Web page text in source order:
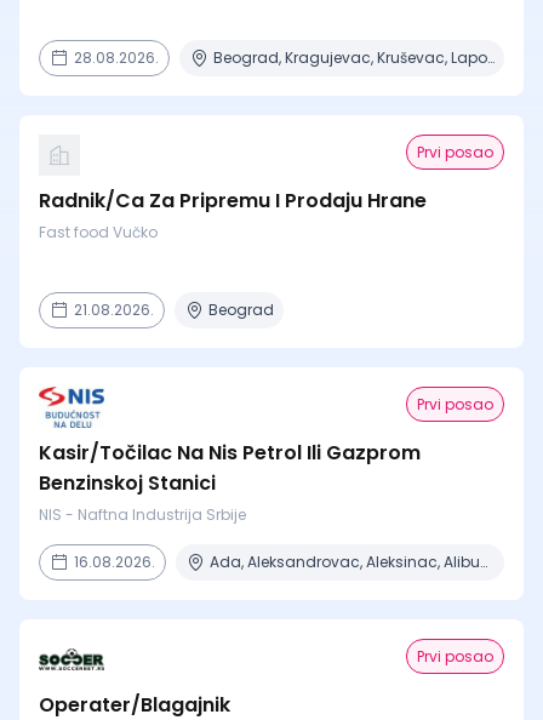
28.08.2026. Beograd, Kragujevac, Kruševac, Lapovo, Niš + 4 mesta
Prvi posao
Radnik/Ca Za Pripremu I Prodaju Hrane
Fast food Vučko
21.08.2026. Beograd
Prvi posao
Kasir/Točilac Na Nis Petrol Ili Gazprom
Benzinskoj Stanici
NIS - Naftna Industrija Srbije
16.08.2026. Ada, Aleksandrovac, Aleksinac, Alibunar, Apatin + 206 mesta
Prvi posao
Operater/Blagajnik